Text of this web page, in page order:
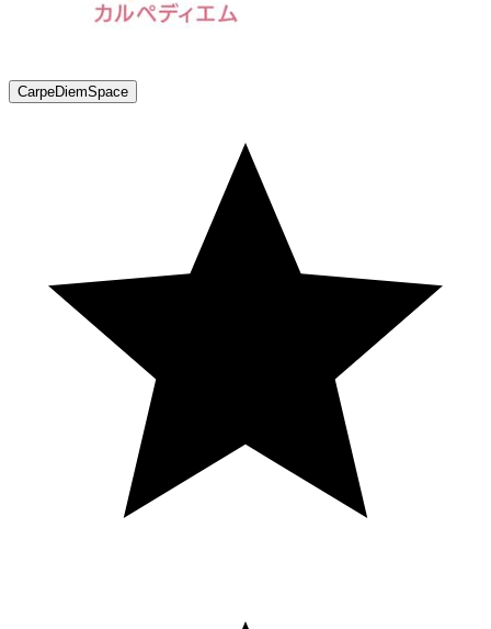
CarpeDiemSpace